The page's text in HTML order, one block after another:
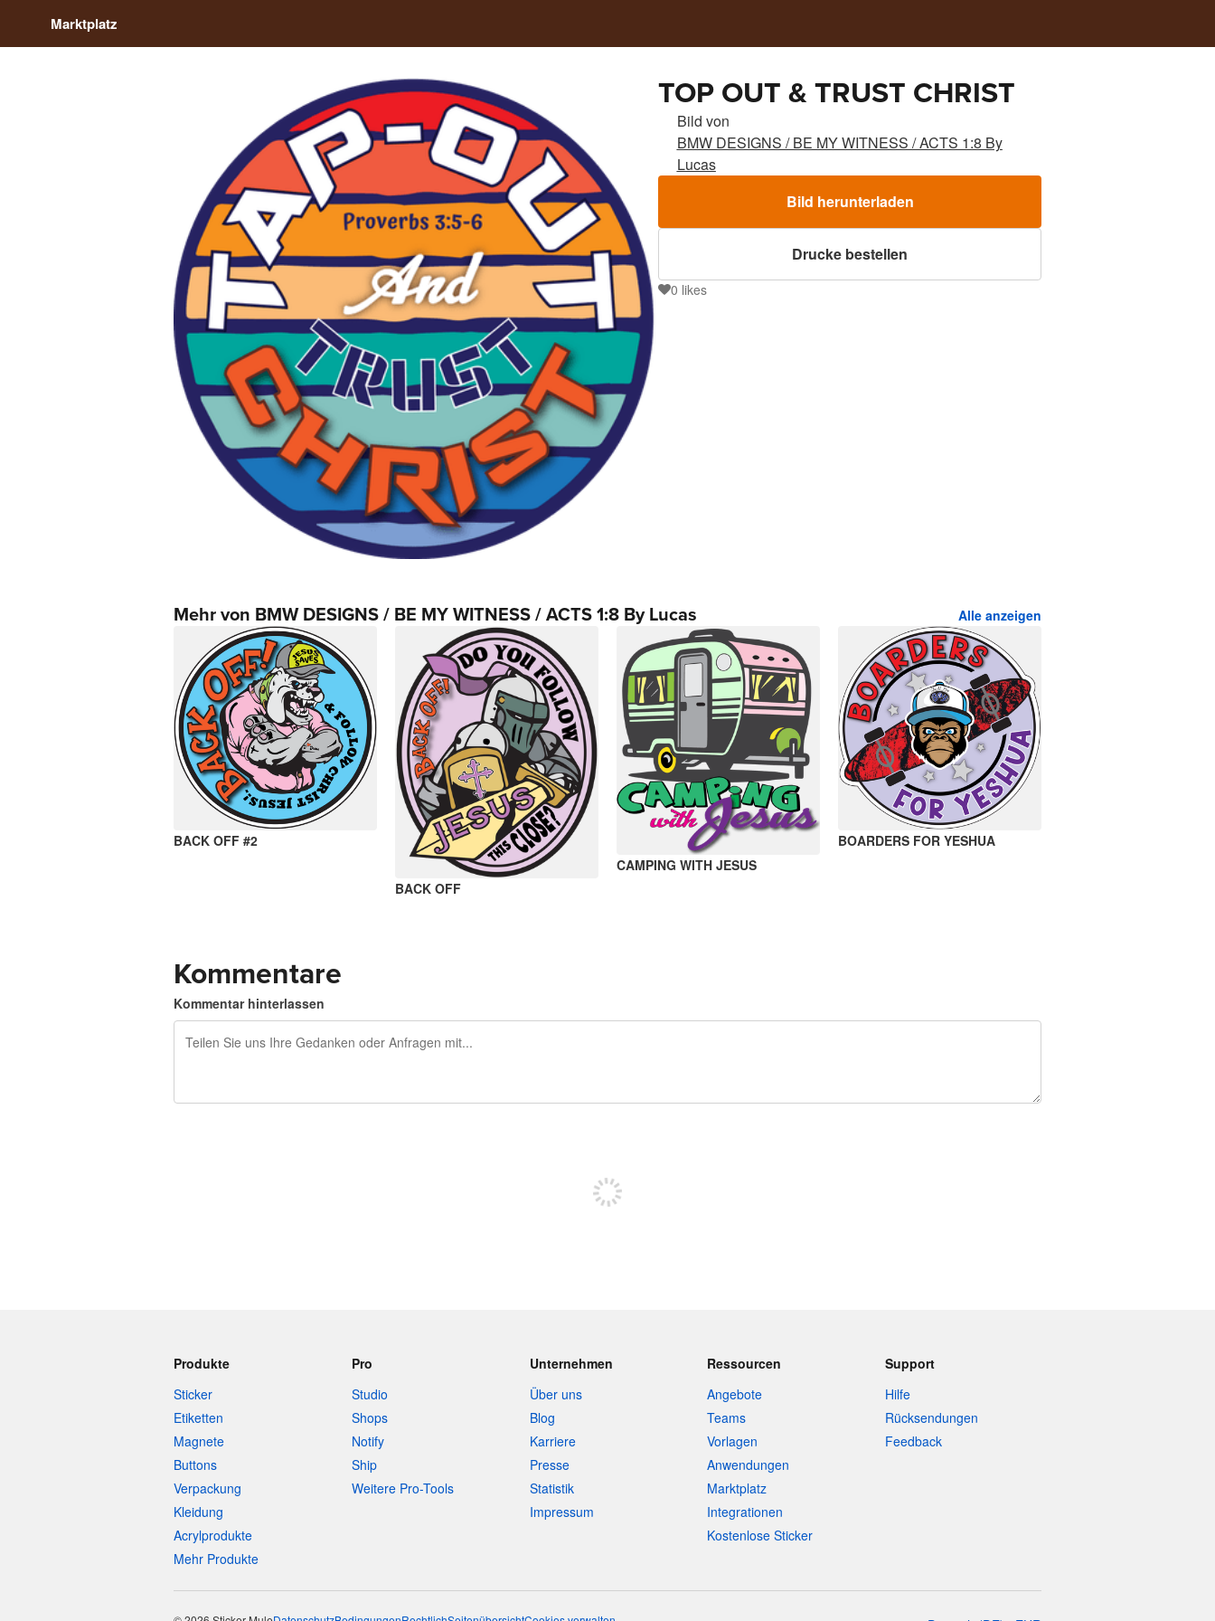
Marktplatz
TOP OUT & TRUST CHRIST
Bild von
BMW DESIGNS / BE MY WITNESS / ACTS 1:8 By
Lucas
Bild herunterladen
Drucke bestellen
0 likes
Mehr von BMW DESIGNS / BE MY WITNESS / ACTS 1:8 By Lucas Alle anzeigen
BACK OFF #2
BACK OFF
CAMPING WITH JESUS
BOARDERS FOR YESHUA
Kommentare
Kommentar hinterlassen
Produkte
Sticker
Etiketten
Magnete
Buttons
Verpackung
Kleidung
Acrylprodukte
Mehr Produkte
Pro
Studio
Shops
Notify
Ship
Weitere Pro-Tools
Unternehmen
Über uns
Blog
Karriere
Presse
Statistik
Impressum
Ressourcen
Angebote
Teams
Vorlagen
Anwendungen
Marktplatz
Integrationen
Kostenlose Sticker
Support
Hilfe
Rücksendungen
Feedback